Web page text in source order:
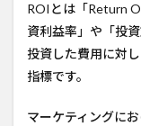
ROIとは「Return
資利益率」や「投
投資した費用に対
指標です。
マーケティングに